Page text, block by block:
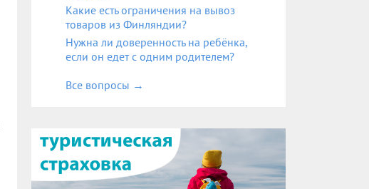
Какие есть ограничения на вывоз
товаров из Финляндии?
Нужна ли доверенность на ребёнка,
если он едет с одним родителем?
Все вопросы →